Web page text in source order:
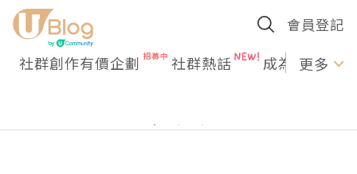
會員登記
社群創作有價企劃 社群熱話 成為U更多